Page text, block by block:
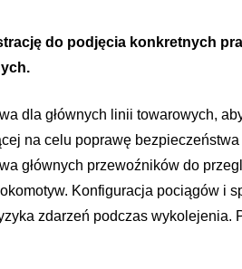
do podjęcia konkretnych
dla głównych linii towarowych,
na celu poprawę
głównych przewoźników do
Konfiguracja pociągów i
zdarzeń podczas wykolejenia.